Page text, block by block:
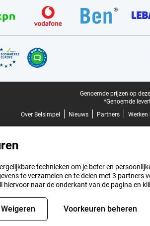
Genoemde prijzen op
*Genoemde
Over Belsimpel
Nieuws Partners Werken
technieken om je beter en
te verzamelen en te delen met 3
hiervoor naar de onderkant van de pagina en
Weigeren Voorkeuren beheren